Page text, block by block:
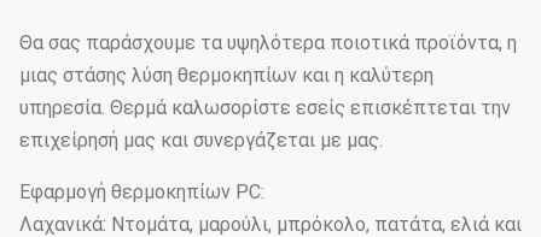
Θα σας παράσχουμε τα υψηλότερα ποιοτικά προϊόντα, η
μιας στάσης λύση θερμοκηπίων και η καλύτερη
υπηρεσία. Θερμά καλωσορίστε εσείς επισκέπτεται την
επιχείρησή μας και συνεργάζεται με μας.
Εφαρμογή θερμοκηπίων PC:
Λαχανικά: Ντομάτα, μαρούλι, μπρόκολο, πατάτα, ελιά και